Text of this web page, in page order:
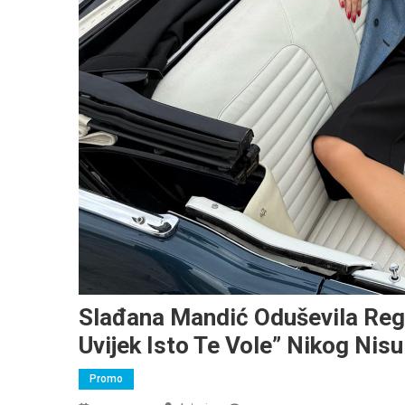
Slađana Mandić Oduševila
Uvijek Isto Te Vole” Nikog
Promo